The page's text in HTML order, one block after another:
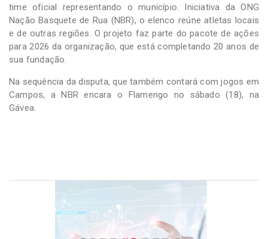
time oficial representando o município. Iniciativa da ONG
Nação Basquete de Rua (NBR), o elenco reúne atletas locais
e de outras regiões. O projeto faz parte do pacote de ações
para 2026 da organização, que está completando 20 anos de
sua fundação.
Na sequência da disputa, que também contará com jogos em
Campos, a NBR encara o Flamengo no sábado (18), na
Gávea.